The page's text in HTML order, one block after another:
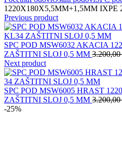
1220X180X5,5MM+1,5MM IXPE
Previous product
SPC POD MSW6032 AKACIA
ZAŠTITNI SLOJ 0,5 MM 3.200,00
Next product
SPC POD MSW6005 HRAST
ZAŠTITNI SLOJ 0,5 MM 3.200,00
-25%